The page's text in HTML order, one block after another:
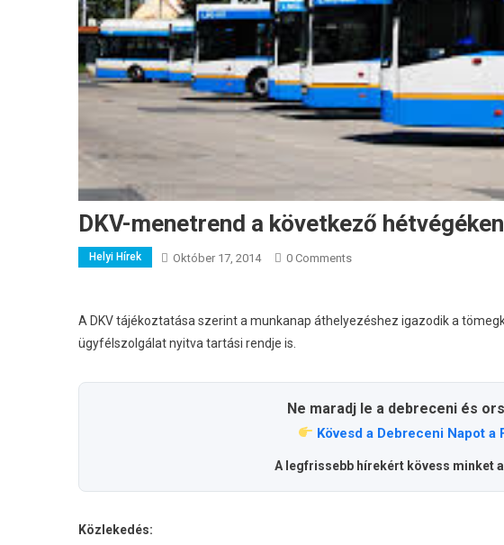
DKV-menetrend a következő hétvégéken
Helyi Hírek Október 17, 2014 0 Comments
A DKV tájékoztatása szerint a munkanap áthelyezéshez igazodik a
ügyfélszolgálat nyitva tartási rendje is.
Ne maradj le a debreceni és
Kövesd a Debreceni Napot a
A legfrissebb hírekért kövess minket a
Közlekedés: